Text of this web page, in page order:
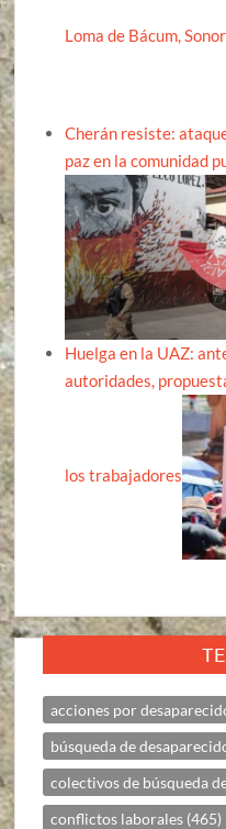
Loma de Bácum,
Cherán resiste:
paz en la comunidad
Huelga en la UAZ:
autoridades,
los trabajadores
acciones por
búsqueda de
colectivos de búsqueda
conflictos laborales (465)